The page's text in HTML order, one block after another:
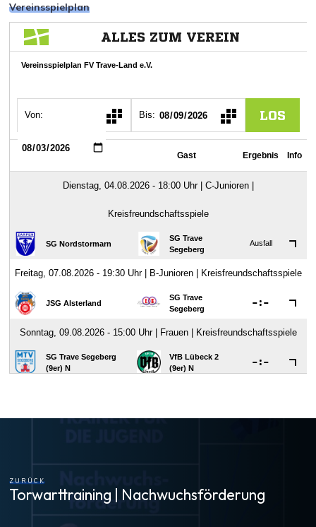
Vereinsspielplan
ZURÜCK
Torwarttraining | Nachwuchsförderung